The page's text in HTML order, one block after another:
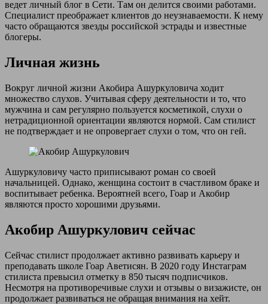
ведет личный блог в Сети. Там он делится своими работами.
Специалист преображает клиентов до неузнаваемости. К нему
часто обращаются звезды российской эстрады и известные
блогеры.
Личная жизнь
Вокруг личной жизни Акобира Ашуркуловича ходит
множество слухов. Учитывая сферу деятельности и то, что
мужчина и сам регулярно пользуется косметикой, слухи о
нетрадиционной ориентации являются нормой. Сам стилист
не подтверждает и не опровергает слухи о том, что он гей.
Ашуркуловичу часто приписывают роман со своей
начальницей. Однако, женщина состоит в счастливом браке и
воспитывает ребенка. Вероятней всего, Гоар и Акобир
являются просто хорошими друзьями.
Акобир Ашуркулович сейчас
Сейчас стилист продолжает активно развивать карьеру и
преподавать школе Гоар Аветисян. В 2020 году Инстаграм
стилиста превысил отметку в 850 тысяч подписчиков.
Несмотря на противоречивые слухи и отзывы о визажисте, он
продолжает развиваться не обращая внимания на хейт.